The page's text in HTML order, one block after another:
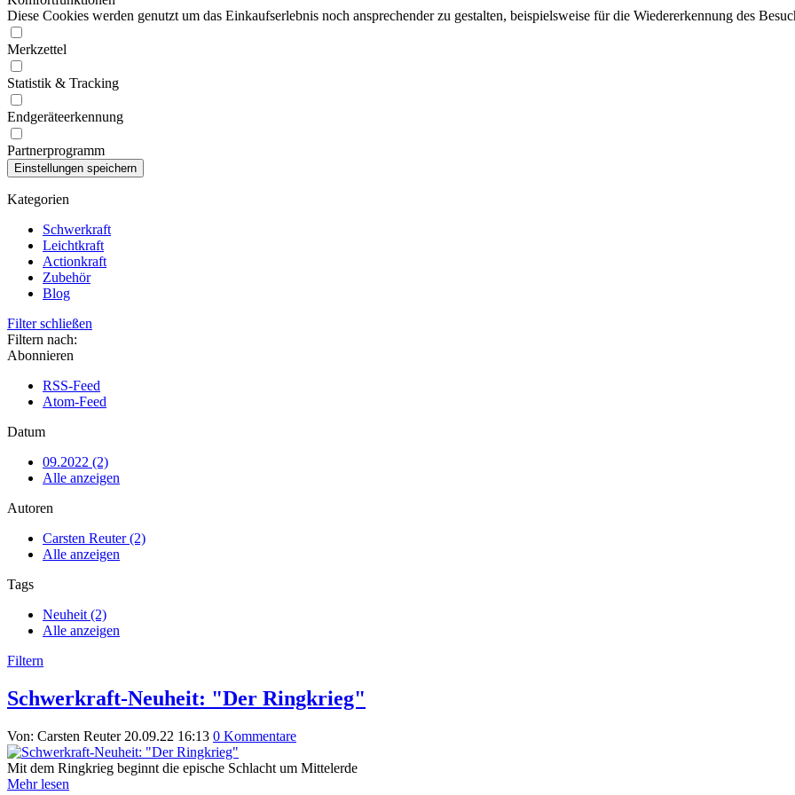
Diese Cookies werden genutzt um das Einkaufserlebnis noch ansprechender zu gestalten, beispielsweise für die Wiedererkennung des
Merkzettel
Statistik & Tracking
Endgeräteerkennung
Partnerprogramm
Kategorien
Schwerkraft
Leichtkraft
Actionkraft
Zubehör
Blog
Filter schließen
Filtern nach:
Abonnieren
RSS-Feed
Atom-Feed
Datum
09.2022 (2)
Alle anzeigen
Autoren
Carsten Reuter (2)
Alle anzeigen
Tags
Neuheit (2)
Alle anzeigen
Filtern
Schwerkraft-Neuheit: "Der Ringkrieg"
Von: Carsten Reuter 20.09.22 16:13 0 Kommentare
Mit dem Ringkrieg beginnt die epische Schlacht um Mittelerde
Mehr lesen